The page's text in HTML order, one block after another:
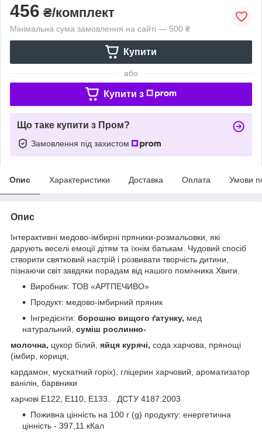
456 ₴/комплект
Мінімальна сума замовлення на сайті — 500 ₴
Купити
або
Купити з
Що таке купити з Пром?
Замовлення під захистом
Опис Характеристики Доставка Оплата Умови
Опис
Інтерактивні медово-імбирні пряники-розмальовки, які
дарують веселі емоції дітям та їхнім батькам. Чудовий спосіб
створити святковий настрій і розвивати творчість дитини,
пізнаючи світ завдяки порадам від нашого помічника Хвиги.
Виробник: ТОВ «АРТПЕЧИВО»
Продукт: медово-імбирний пряник
Інгредієнти: борошно вищого ґатунку, мед
натуральний, суміш рослинно-
молочна, цукор білий, яйця курячі, сода харчова, прянощі
(імбир, кориця,
кардамон, мускатний горіх), гліцерин харчовий, ароматизатор
ванілін, барвники
харчові Е122, E110, E133. ДСТУ 4187:2003
Поживна цінність на 100 г (g) продукту: енергетична
цінність - 397,11 кКал